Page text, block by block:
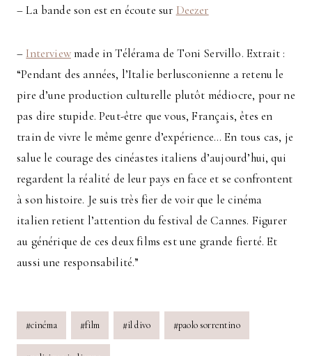
– La bande son est en écoute sur Deezer
– Interviewmade in Télérama de Toni Servillo. Extrait :
“Pendant des années, l’Italie berlusconienne a retenu le
pire d’une production culturelle plutôt médiocre, pour ne
pas dire stupide. Peut-être que vous, Français, êtes en
train de vivre le même genre d’expérience… En tous cas, je
salue le courage des cinéastes italiens d’aujourd’hui, qui
regardent la réalité de leur pays en face et se confrontent
à son histoire. Je suis très fier de voir que le cinéma
italien retient l’attention du festival de Cannes. Figurer
au générique de ces deux films est une grande fierté. Et
aussi une responsabilité.”
Post
Tags:
#cinéma #film #il divo #paolo sorrentino